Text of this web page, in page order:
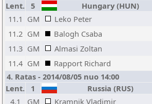
Lent.
5 Hungary (HUN)
11.1 GM Leko Peter
11.2 GM Balogh Csaba
11.3 GM Almasi Zoltan
11.4 GM Rapport Richard
4. Ratas - 2014/08/05 nuo 14:00
Lent.
1 Russia (RUS)
4.1
GM Kramnik Vladimir